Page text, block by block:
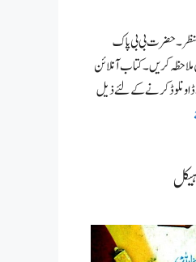
حضرت بی بی پاک
کریں۔ کتاب آنلائن
کرنے کے لئے ذیل